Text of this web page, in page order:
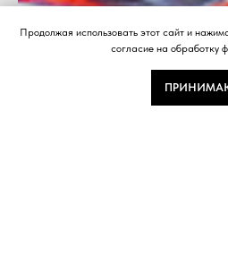
Продолжая использовать этот сайт и
согласие на обработку